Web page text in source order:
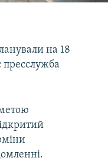
на 18
пресслужба